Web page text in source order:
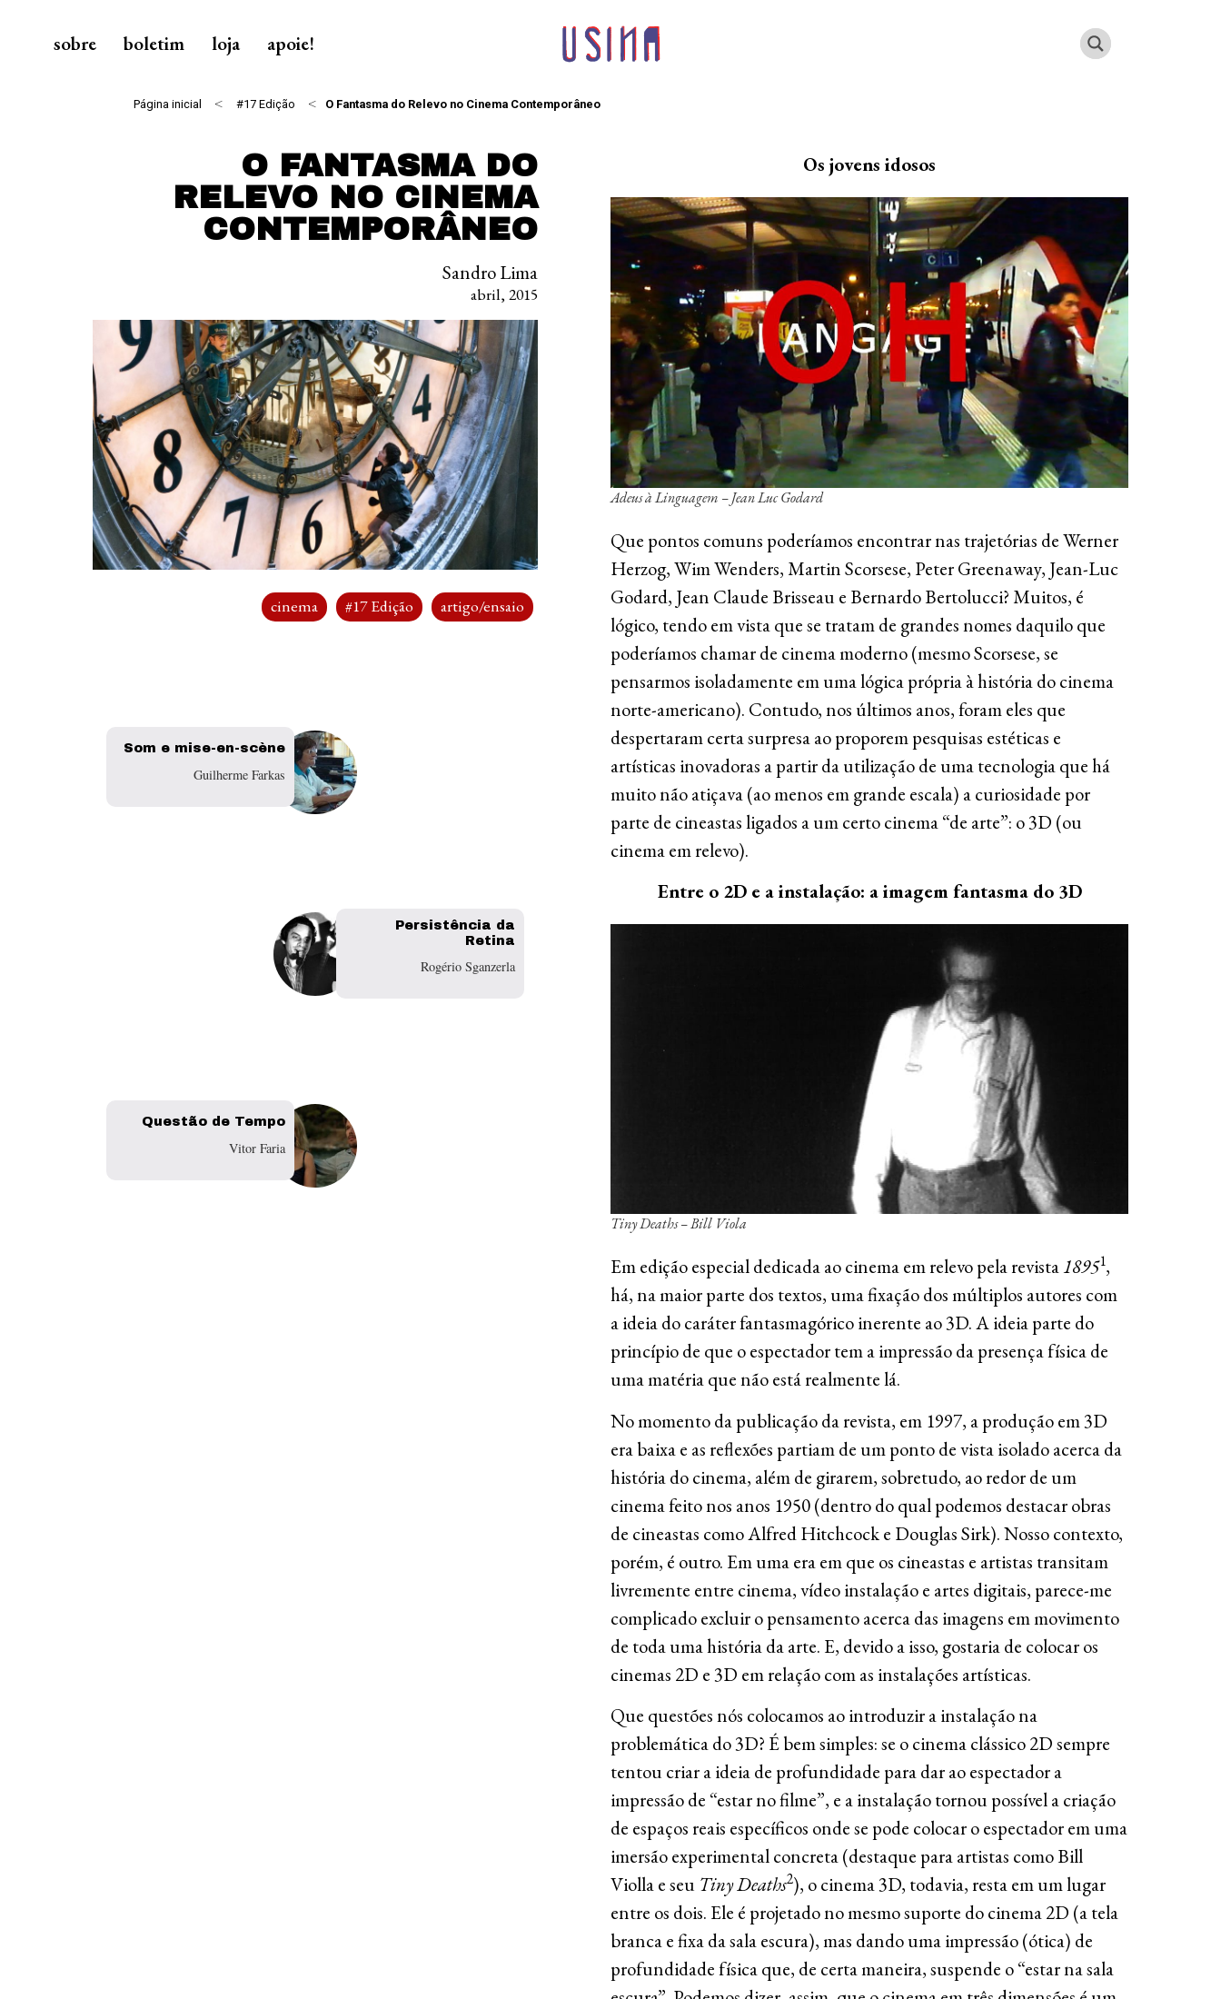
sobre boletim loja apoie!
Página inicial < #17 Edição < O Fantasma do Relevo no Cinema Contemporâneo
O FANTASMA DO
RELEVO NO CINEMA
CONTEMPORÂNEO
Sandro Lima
abril, 2015
cinema #17 Edição artigo/ensaio
Som e mise-en-scène
Guilherme Farkas
Persistência da
Retina
Rogério Sganzerla
Questão de Tempo
Vitor Faria
Os jovens idosos
Adeus à Linguagem – Jean Luc Godard
Que pontos comuns poderíamos encontrar nas trajetórias de Werner
Herzog, Wim Wenders, Martin Scorsese, Peter Greenaway, Jean-Luc
Godard, Jean Claude Brisseau e Bernardo Bertolucci? Muitos, é
lógico, tendo em vista que se tratam de grandes nomes daquilo que
poderíamos chamar de cinema moderno (mesmo Scorsese, se
pensarmos isoladamente em uma lógica própria à história do cinema
norte-americano). Contudo, nos últimos anos, foram eles que
despertaram certa surpresa ao proporem pesquisas estéticas e
artísticas inovadoras a partir da utilização de uma tecnologia que há
muito não atiçava (ao menos em grande escala) a curiosidade por
parte de cineastas ligados a um certo cinema “de arte”: o 3D (ou
cinema em relevo).
Entre o 2D e a instalação: a imagem fantasma do 3D
Tiny Deaths – Bill Viola
Em edição especial dedicada ao cinema em relevo pela revista18951,
há, na maior parte dos textos, uma fixação dos múltiplos autores com
a ideia do caráter fantasmagórico inerente ao 3D. A ideia parte do
princípio de que o espectador tem a impressão da presença física de
uma matéria que não está realmente lá.
No momento da publicação da revista, em 1997, a produção em 3D
era baixa e as reflexões partiam de um ponto de vista isolado acerca da
história do cinema, além de girarem, sobretudo, ao redor de um
cinema feito nos anos 1950 (dentro do qual podemos destacar obras
de cineastas como Alfred Hitchcock e Douglas Sirk). Nosso contexto,
porém, é outro. Em uma era em que os cineastas e artistas transitam
livremente entre cinema, vídeo instalação e artes digitais, parece-me
complicado excluir o pensamento acerca das imagens em movimento
de toda uma história da arte. E, devido a isso, gostaria de colocar os
cinemas 2D e 3D em relação com as instalações artísticas.
Que questões nós colocamos ao introduzir a instalação na
problemática do 3D? É bem simples: se o cinema clássico 2D sempre
tentou criar a ideia de profundidade para dar ao espectador a
impressão de “estar no filme”, e a instalação tornou possível a criação
de espaços reais específicos onde se pode colocar o espectador em uma
imersão experimental concreta (destaque para artistas como Bill
Violla e seu Tiny Deaths2), o cinema 3D, todavia, resta em um lugar
entre os dois. Ele é projetado no mesmo suporte do cinema 2D (a tela
branca e fixa da sala escura), mas dando uma impressão (ótica) de
profundidade física que, de certa maneira, suspende o “estar na sala